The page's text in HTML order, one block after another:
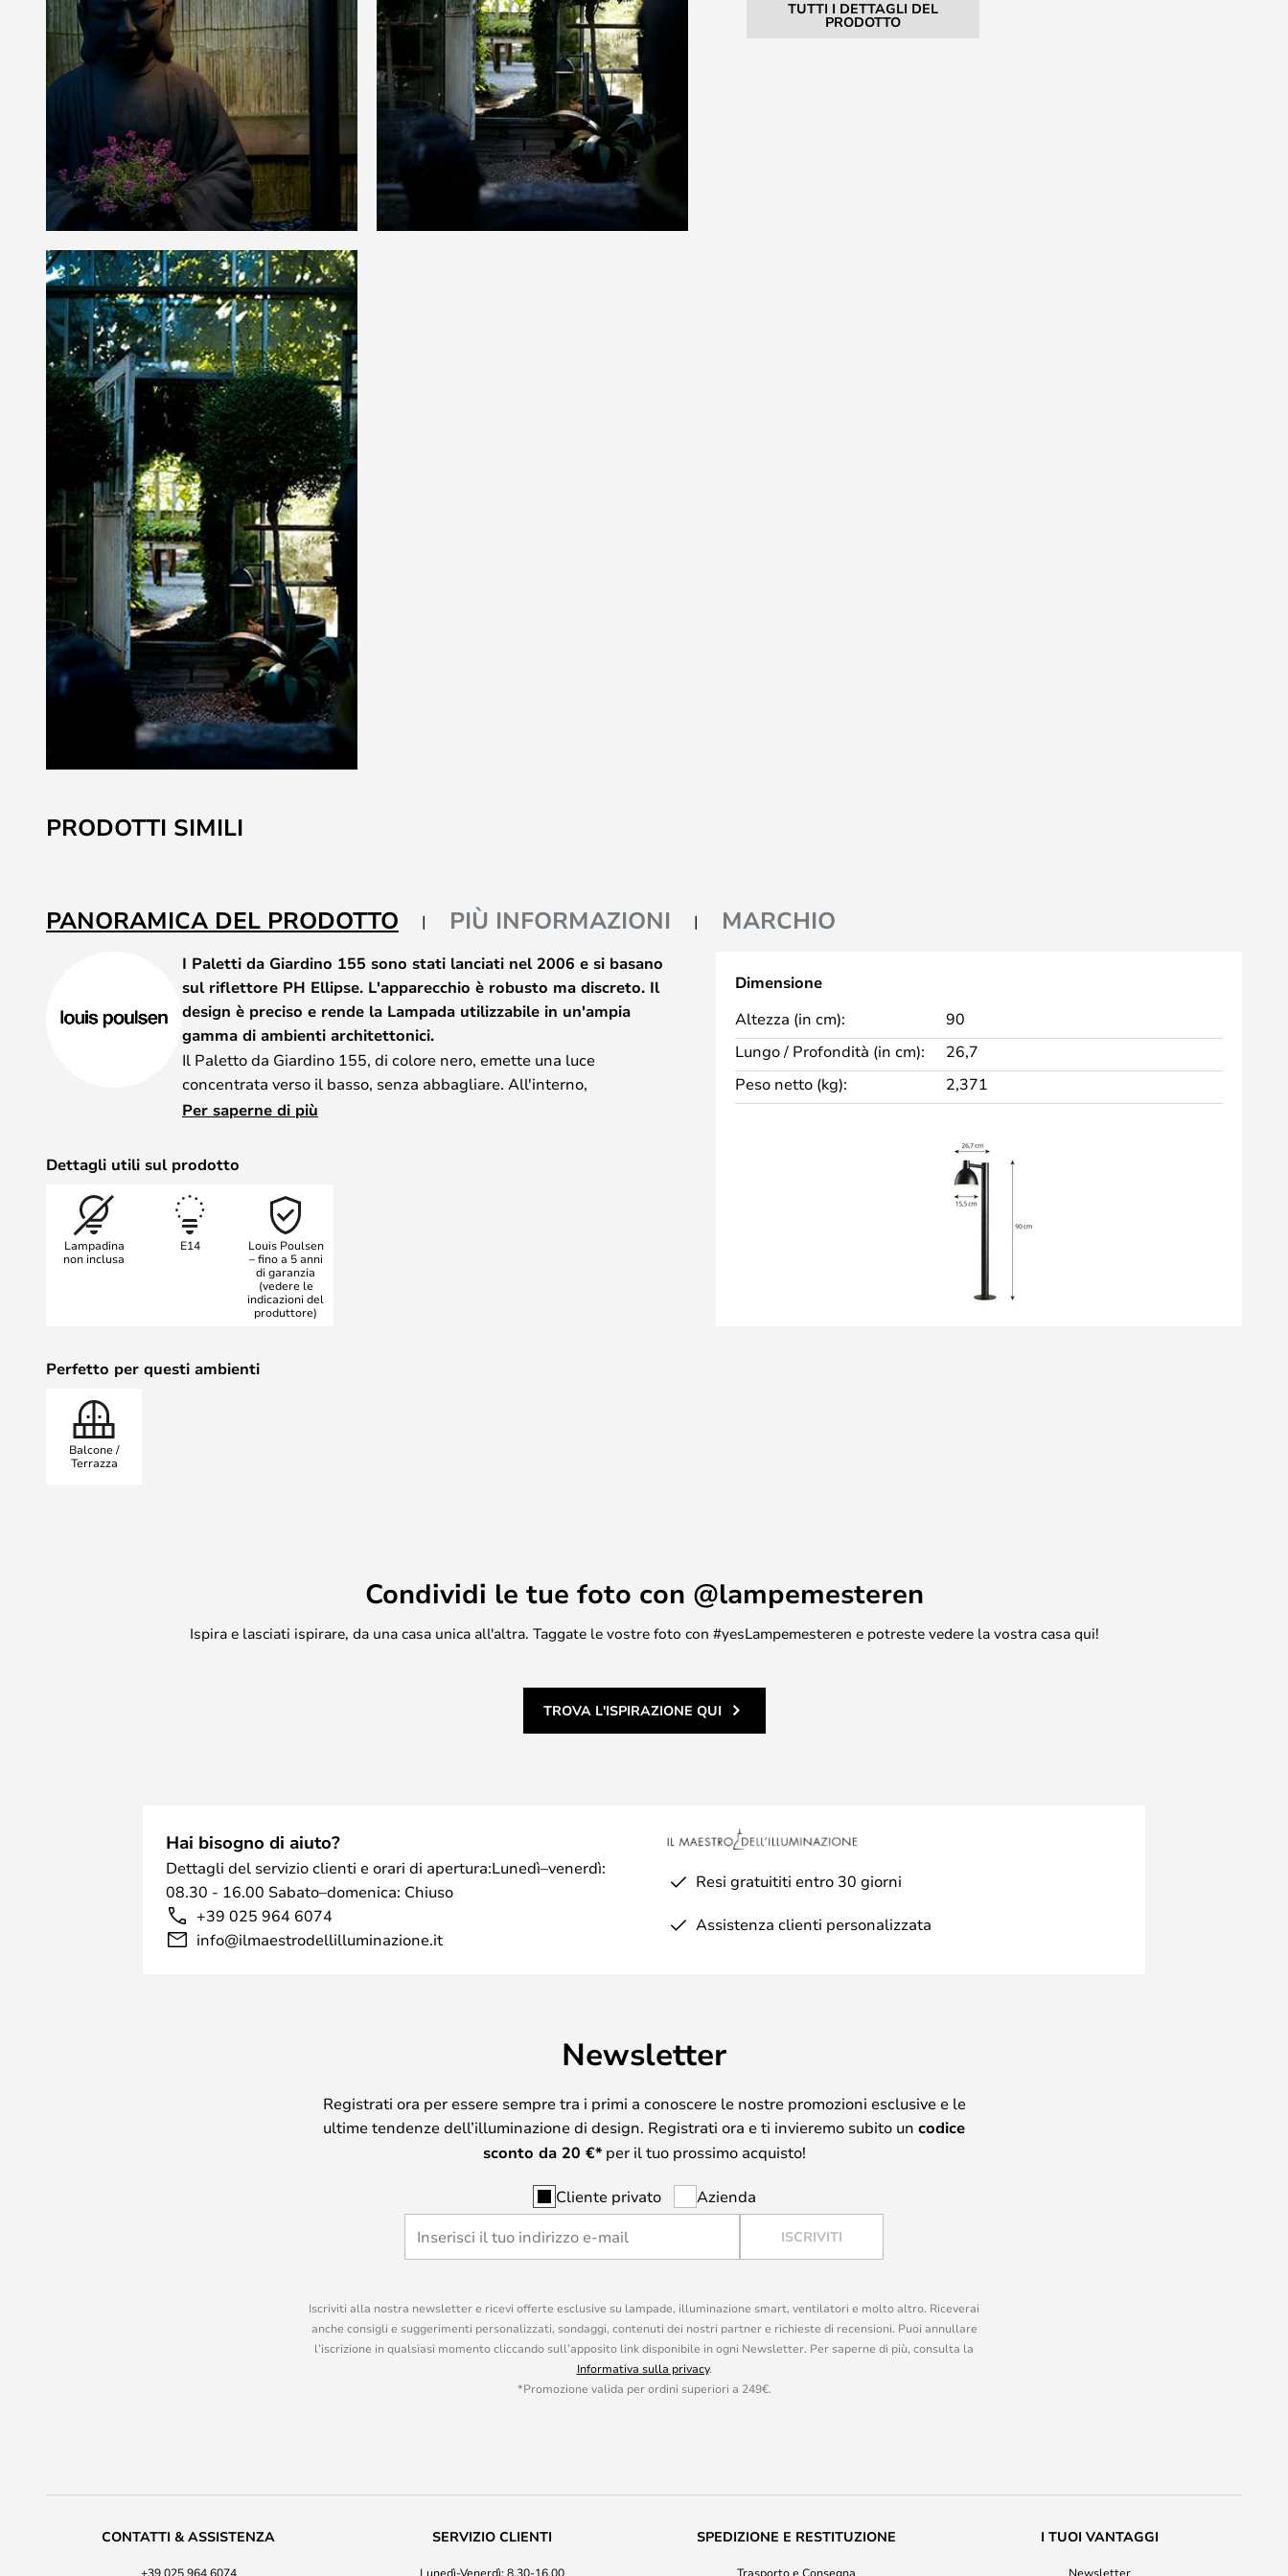
all'inizio
della
immagini
TUTTI I DETTAGLI DEL
PRODOTTO
PRODOTTI SIMILI
PANORAMICA DEL PRODOTTO PIÙ INFORMAZIONI MARCHIO
I Paletti da Giardino 155 sono stati lanciati nel 2006 e si basano
sul riflettore PH Ellipse. L'apparecchio è robusto ma discreto. Il
design è preciso e rende la Lampada utilizzabile in un'ampia
gamma di ambienti architettonici.
Il Paletto da Giardino 155, di colore nero, emette una luce
concentrata verso il basso, senza abbagliare. All'interno,
l'apparecchio è verniciato di bianco per massimizzare la produzione
Per saperne di più
Dettagli utili sul prodotto
Lampadina
non inclusa
E14
Louis Poulsen
– fino a 5 anni
di garanzia
(vedere le
indicazioni del
produttore)
Perfetto per questi ambienti
Balcone /
Terrazza
Dimensione
Altezza (in cm):
90
Lungo / Profondità (in cm):
26,7
Peso netto (kg):
2,371
Condividi le tue foto con @lampemesteren
Ispira e lasciati ispirare, da una casa unica all'altra. Taggate le vostre foto con #yesLampemesteren e potreste vedere la vostra casa qui!
TROVA L'ISPIRAZIONE QUI
Hai bisogno di aiuto?
Dettagli del servizio clienti e orari di apertura:Lunedì–venerdì:
08.30 - 16.00 Sabato–domenica: Chiuso
+39 025 964 6074
info@ilmaestrodellilluminazione.it
Resi gratuititi entro 30 giorni
Assistenza clienti personalizzata
Newsletter
Registrati ora per essere sempre tra i primi a conoscere le nostre promozioni esclusive e le
ultime tendenze dell’illuminazione di design. Registrati ora e ti invieremo subito un codice
sconto da 20 €*per il tuo prossimo acquisto!
Cliente privato Azienda
ISCRIVITI
Iscriviti alla nostra newsletter e ricevi offerte esclusive su lampade, illuminazione smart, ventilatori e molto altro. Riceverai
anche consigli e suggerimenti personalizzati, sondaggi, contenuti dei nostri partner e richieste di recensioni. Puoi annullare
l’iscrizione in qualsiasi momento cliccando sull’apposito link disponibile in ogni Newsletter. Per saperne di più, consulta la
Informativa sulla privacy.
*Promozione valida per ordini superiori a 249€.
CONTATTI & ASSISTENZA
+39 025 964 6074
SERVIZIO CLIENTI
Lunedì-Venerdì: 8.30-16.00
SPEDIZIONE E RESTITUZIONE
Trasporto e Consegna
I TUOI VANTAGGI
Newsletter